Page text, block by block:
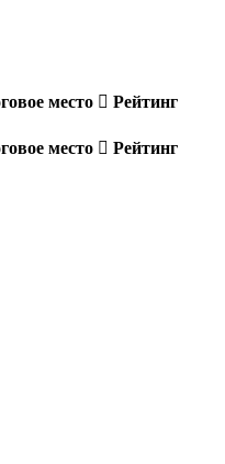
место
Рейтинг
место
Рейтинг